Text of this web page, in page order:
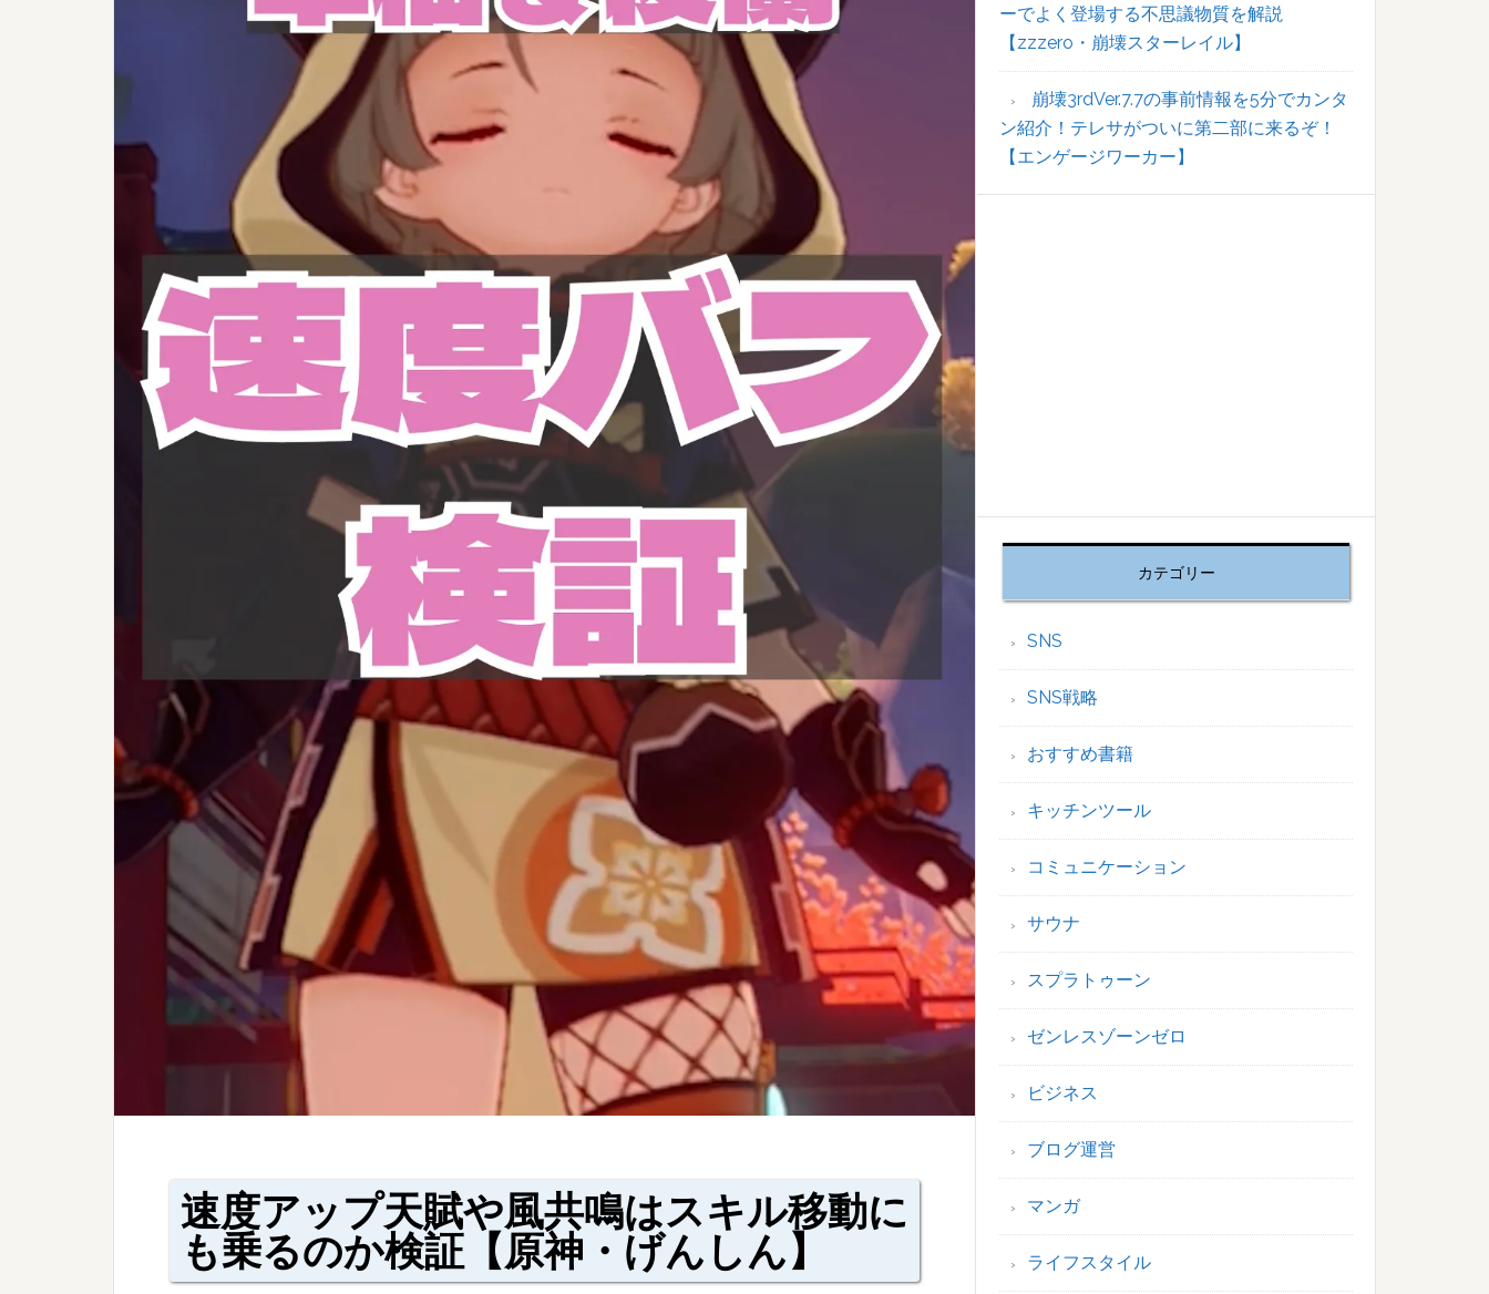
速度アップ天賦や風共鳴はスキル移動に
も乗るのか検証【原神・げんしん】
ーでよく登場する不思議物質を解説
【zzzero・崩壊スターレイル】
崩壊3rdVer.7.7の事前情報を5分でカンタ
ン紹介！テレサがついに第二部に来るぞ！
【エンゲージワーカー】
カテゴリー
SNS
SNS戦略
おすすめ書籍
キッチンツール
コミュニケーション
サウナ
スプラトゥーン
ゼンレスゾーンゼロ
ビジネス
ブログ運営
マンガ
ライフスタイル